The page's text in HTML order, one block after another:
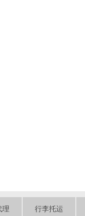
理 行李托运